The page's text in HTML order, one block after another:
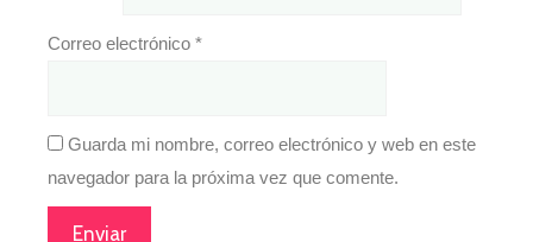
Correo electrónico *
Guarda mi nombre, correo electrónico y web en este
navegador para la próxima vez que comente.